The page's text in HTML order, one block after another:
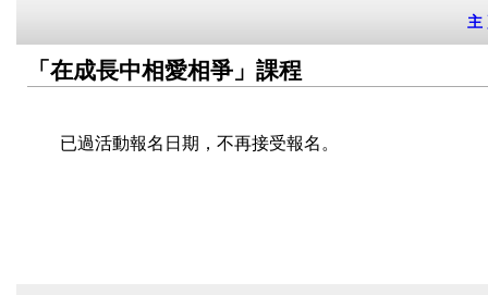
主
「在成長中相愛相爭」課程
已過活動報名日期，不再接受報名。